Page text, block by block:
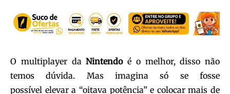
O multiplayer daNintendoé o melhor, disso não
temos dúvida. Mas imagina só se fosse
possível elevar a “oitava potência” e colocar mais de